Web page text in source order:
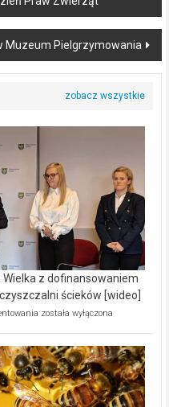
Muzeum Pielgrzymowania
Wielka z dofinansowaniem
ścieków [wideo]
Ekologiczne
Wręczyca
Wielka
z
dofinansowaniem
ponad
została wyłączona